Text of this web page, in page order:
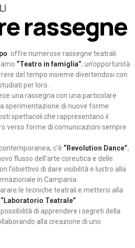
rassegne
offre numerose rassegne teatrali.
“Teatro in famiglia”, un’opportunità
del tempo insieme divertendosi con
per loro.
una rassegna con una particolare
sperimentazione di nuove forme
spettacoli che rappresentano il
verso forme di comunicazioni sempre
c’è “Revolution Dance”,
flusso dell’arte coreutica e delle
l’obiettivo di dare visibilità e lustro alla
in Campania.
le tecniche teatrali e mettersi alla
“Laboratorio Teatrale”
di apprendere i segreti della
alla creazione di uno